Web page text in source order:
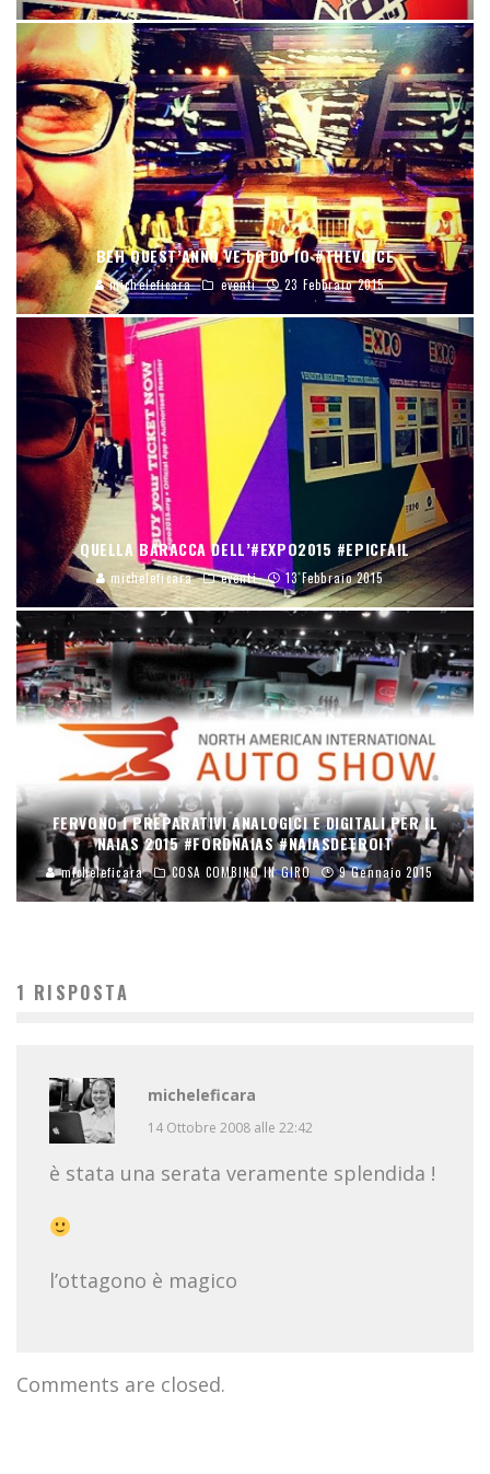
BEH QUEST’ANNO VE LO DO IO #THEVOICE
micheleficara eventi 23 Febbraio 2015
QUELLA BARACCA DELL’#EXPO2015 #EPICFAIL
micheleficara eventi 13 Febbraio 2015
FERVONO I PREPARATIVI ANALOGICI E DIGITALI PER IL
NAIAS 2015 #FORDNAIAS #NAIASDETROIT
micheleficara COSA COMBINO IN GIRO 9 Gennaio 2015
1 RISPOSTA
micheleficara
14 Ottobre 2008 alle 22:42
è stata una serata veramente splendida !
l’ottagono è magico
Comments are closed.